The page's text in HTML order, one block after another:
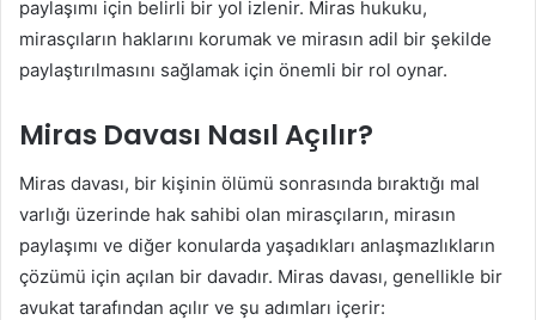
paylaşımı için belirli bir yol izlenir. Miras hukuku,
mirasçıların haklarını korumak ve mirasın adil bir şekilde
paylaştırılmasını sağlamak için önemli bir rol oynar.
Miras Davası Nasıl Açılır?
Miras davası, bir kişinin ölümü sonrasında bıraktığı mal
varlığı üzerinde hak sahibi olan mirasçıların, mirasın
paylaşımı ve diğer konularda yaşadıkları anlaşmazlıkların
çözümü için açılan bir davadır. Miras davası, genellikle bir
avukat tarafından açılır ve şu adımları içerir: